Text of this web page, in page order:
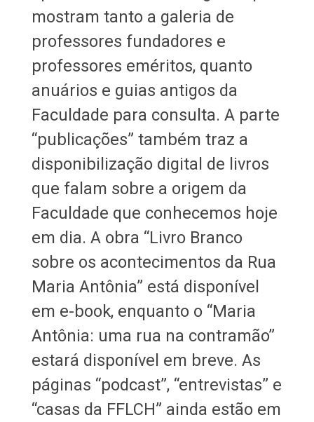
mostram tanto a galeria de
professores fundadores e
professores eméritos, quanto
anuários e guias antigos da
Faculdade para consulta. A parte
“publicações” também traz a
disponibilização digital de livros
que falam sobre a origem da
Faculdade que conhecemos hoje
em dia. A obra “Livro Branco
sobre os acontecimentos da Rua
Maria Antônia” está disponível
em e-book, enquanto o “Maria
Antônia: uma rua na contramão”
estará disponível em breve. As
páginas “podcast”, “entrevistas” e
“casas da FFLCH” ainda estão em